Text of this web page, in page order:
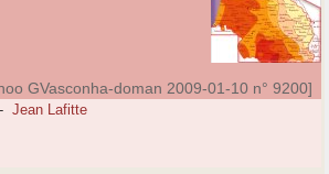
GVasconha-doman 2009-01-10 n° 9200]
- Jean Lafitte